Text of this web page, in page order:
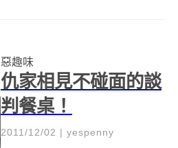
的花。今天大人物就是要介紹這
一款盆栽自動補給...
惡趣味
仇家相見不碰面的談
判餐桌！
2011/12/02 | yespenny